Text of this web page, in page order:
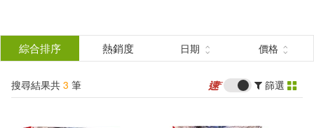
結
分類 (單選)
所有商品(3) 圖書(2)
綜合排序 熱銷度 日期 價格
搜尋結果共 3 筆 篩選